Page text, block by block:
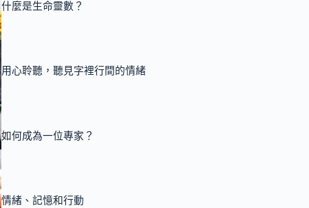
什麼是生命靈數？
用心聆聽，聽見字裡行間的情緒
如何成為一位專家？
情緒、記憶和行動